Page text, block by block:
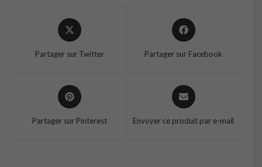
Opens
in
new
Partager sur Twitter
Opens
in
Partager sur Facebook
Opens
in
Partager sur Pinterest
Opens
in
new
Envoyer ce produit par e-mail